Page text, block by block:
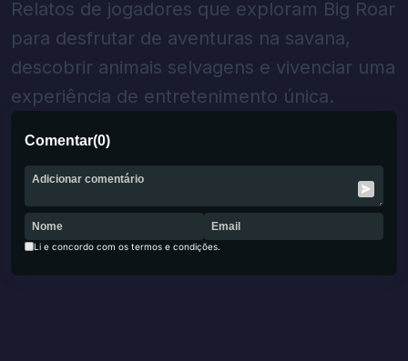
Relatos de jogadores que exploram Big Roar
para desfrutar de aventuras na savana,
descobrir animais selvagens e vivenciar uma
experiência de entretenimento única.
Comentar(0)
Li e concordo com os termos e condições.